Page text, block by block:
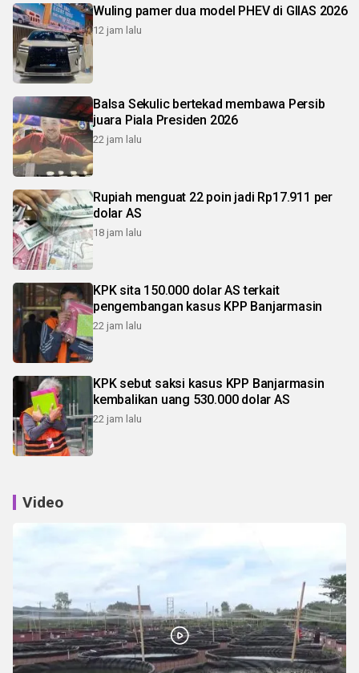
Wuling pamer dua model PHEV di GIIAS 2026
12 jam lalu
Balsa Sekulic bertekad membawa Persib
juara Piala Presiden 2026
22 jam lalu
Rupiah menguat 22 poin jadi Rp17.911 per
dolar AS
18 jam lalu
KPK sita 150.000 dolar AS terkait
pengembangan kasus KPP Banjarmasin
22 jam lalu
KPK sebut saksi kasus KPP Banjarmasin
kembalikan uang 530.000 dolar AS
22 jam lalu
Video